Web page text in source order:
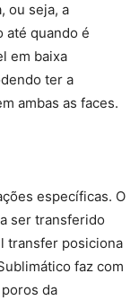
ou seja, a
até quando é
em baixa
ter a
ambas as faces.
específicas. O
ser transferido
transfer posiciona
faz com
da